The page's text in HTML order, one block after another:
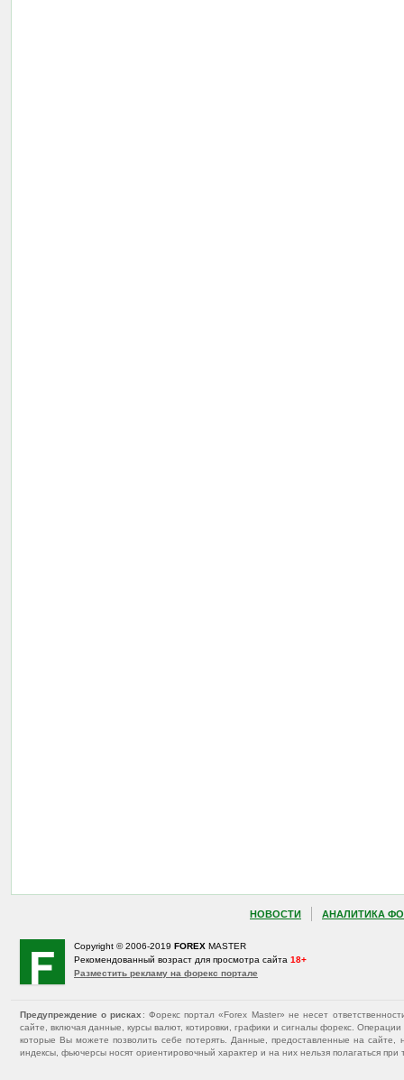
НОВОСТИ АНАЛИТИКА
Copyright © 2006-2019 FOREX MASTER
Рекомендованный возраст для просмотра сайта 18+
Разместить рекламу на форекс портале
Предупреждение о рисках : Форекс портал «Forex Master» не несет
сайте, включая данные, курсы валют, котировки, графики и сигналы форекс.
которые Вы можете позволить себе потерять. Данные, предоставленные на
индексы, фьючерсы носят ориентировочный характер и на них нельзя полагаться при